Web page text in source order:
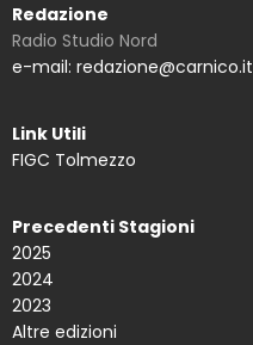
Redazione
Radio Studio Nord
e-mail: redazione@carnico.it
Link Utili
FIGC Tolmezzo
Precedenti Stagioni
2025
2024
2023
Altre edizioni